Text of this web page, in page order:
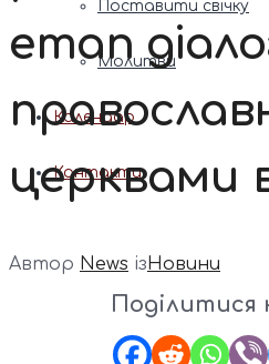
Поставити свічку
Молитви
Календар
Контакти
етап
церквами
Автор News ізНовини
Поділитися